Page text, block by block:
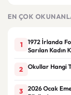
EN ÇOK
1
1972 İrlanda
Sarılan Kadın
2 Okullar Hangi
3
2026 Ocak